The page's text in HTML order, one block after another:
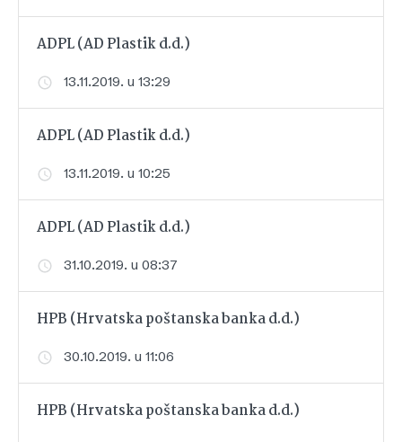
ADPL (AD Plastik d.d.)
13.11.2019. u 13:29
ADPL (AD Plastik d.d.)
13.11.2019. u 10:25
ADPL (AD Plastik d.d.)
31.10.2019. u 08:37
HPB (Hrvatska poštanska banka d.d.)
30.10.2019. u 11:06
HPB (Hrvatska poštanska banka d.d.)